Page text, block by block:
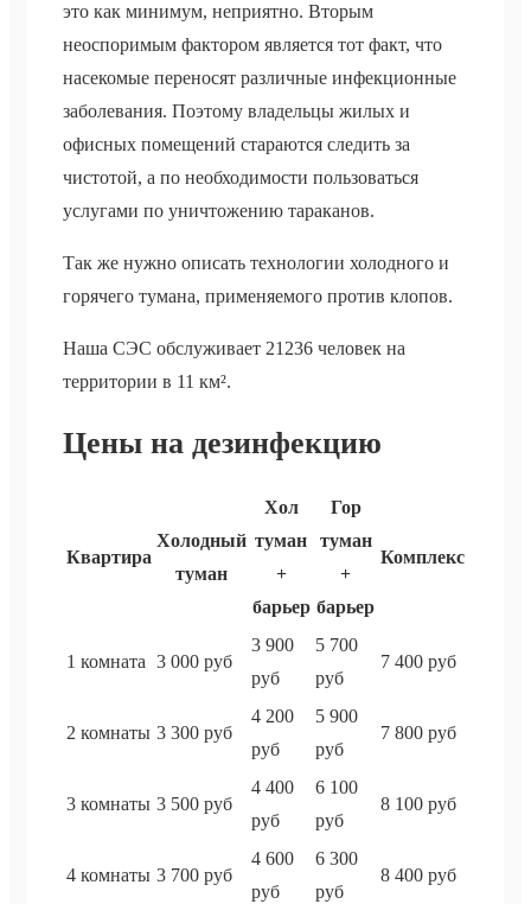
это как минимум, неприятно. Вторым
неоспоримым фактором является тот факт, что
насекомые переносят различные инфекционные
заболевания. Поэтому владельцы жилых и
офисных помещений стараются следить за
чистотой, а по необходимости пользоваться
услугами по уничтожению тараканов.
Так же нужно описать технологии холодного и
горячего тумана, применяемого против клопов.
Наша СЭС обслуживает 21236 человек на
территории в 11 км².
Цены на дезинфекцию
Квартира
Холодный
туман
Хол
туман
+
барьер
Гор
туман
+
барьер
Комплекс
1 комната 3 000 руб
3 900
руб
5 700
руб
7 400 руб
2 комнаты 3 300 руб
4 200
руб
5 900
руб
7 800 руб
3 комнаты 3 500 руб
4 400
руб
6 100
руб
8 100 руб
4 комнаты 3 700 руб
4 600
руб
6 300
руб
8 400 руб